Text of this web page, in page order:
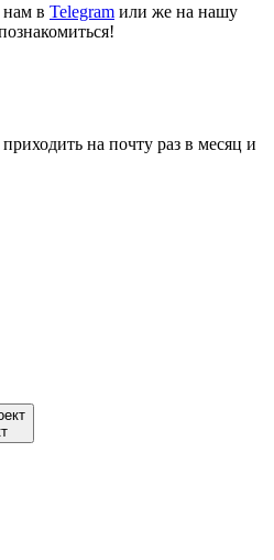
в Telegram или же на нашу
на почту раз в месяц и